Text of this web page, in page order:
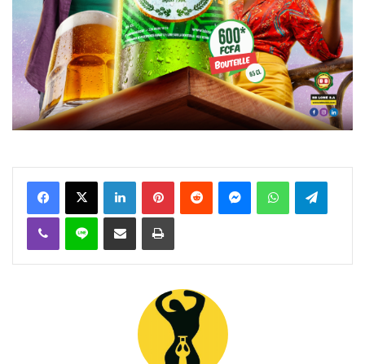
FacebookX Linkedin PinterestReddit MessengerWhatsAppTelegram
Viber Ligne Partager par email Imprimer